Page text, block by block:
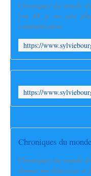
Chroniques du monde
(ou 88 je ne sais
communication
Chroniques du monde
donner ma démission et